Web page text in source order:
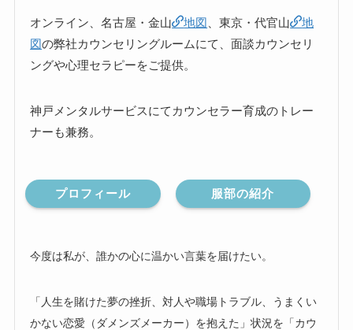
オンライン、名古屋・金山 地図 、東京・代官山
地
図の弊社カウンセリングルームにて、面談カウンセリ
ングや心理セラピーをご提供。
神戸メンタルサービスにてカウンセラー育成のトレー
ナーも兼務。
プロフィール 服部の紹介
今度は私が、誰かの心に温かい言葉を届けたい。
「人生を賭けた夢の挫折、対人や職場トラブル、うまくい
かない恋愛（ダメンズメーカー）を抱えた」状況を「カウ